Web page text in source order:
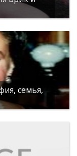
семья,